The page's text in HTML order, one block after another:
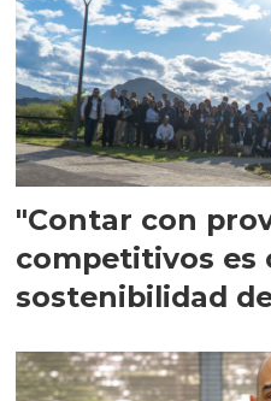
"Contar con
competitivos es
sostenibilidad